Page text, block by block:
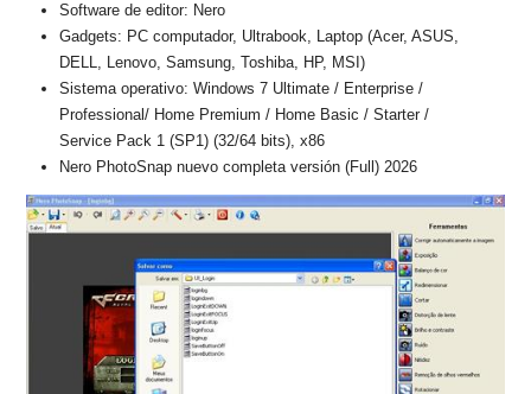
Software de editor: Nero
Gadgets: PC computador, Ultrabook, Laptop (Acer, ASUS,
DELL, Lenovo, Samsung, Toshiba, HP, MSI)
Sistema operativo: Windows 7 Ultimate / Enterprise /
Professional/ Home Premium / Home Basic / Starter /
Service Pack 1 (SP1) (32/64 bits), x86
Nero PhotoSnap nuevo completa versión (Full) 2026